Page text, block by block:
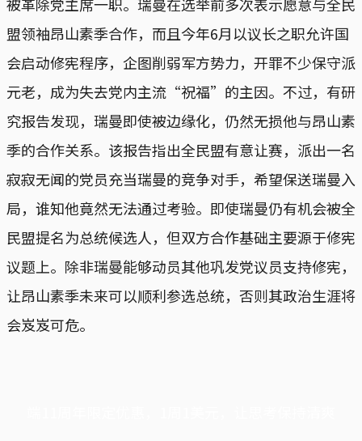
盟领袖昂山素季合作，而且今年6月以议长之职允许国
会启动修宪程序，企图削弱军方势力，开罪不少保守派
元老，成为失去党内主流“祝福”的主因。不过，有研
究报告发现，瑞曼即使被边缘化，仍然无损他与昂山素
季的合作关系。该报告指出全民盟有意让赛，派出一名
寂寂无闻的党员充当瑞曼的竞争对手，希望保送瑞曼入
局，谁知他竟然无法通过考验。即使瑞曼仍有机会被全
民盟提名为总统候选人，但双方合作基础主要源于修宪
议题上。除非瑞曼能够动员其他巩发党议员支持修宪，
让昂山素季未来可以顺利参选总统，否则其政治生涯将
会岌岌可危。